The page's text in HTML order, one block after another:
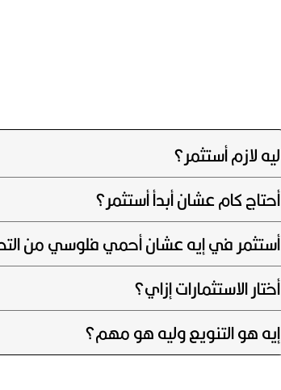
ليه لازم أستثمر؟
أحتاج كام عشان أبدأ أستثمر؟
أستثمر في إيه عشان أحمي فلوسي من
أختار الاستثمارات إزاي؟
إيه هو التنويع وليه هو مهم؟